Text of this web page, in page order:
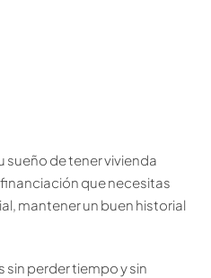
sueño de tener vivienda
que necesitas
mantener un buen historial
perder tiempo y sin